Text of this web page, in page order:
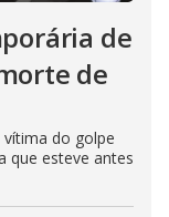
de
de
do golpe
que esteve antes